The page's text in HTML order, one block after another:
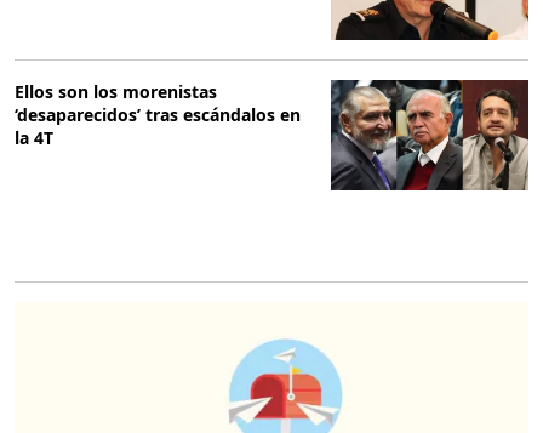
Ellos son los morenistas
‘desaparecidos’ tras escándalos en
la 4T